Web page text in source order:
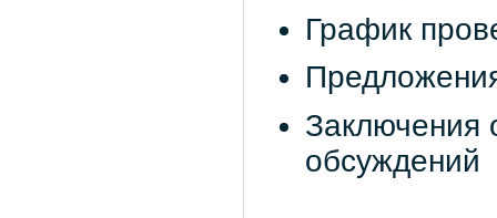
График
Заключения
обсуждений